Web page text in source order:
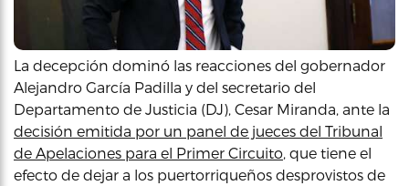
La decepción dominó las reacciones del gobernador
Alejandro García Padilla y del secretario del
Departamento de Justicia (DJ), Cesar Miranda, ante la
decisión emitida por un panel de jueces del Tribunal
de Apelaciones para el Primer Circuito , que tiene el
efecto de dejar a los puertorriqueños desprovistos de